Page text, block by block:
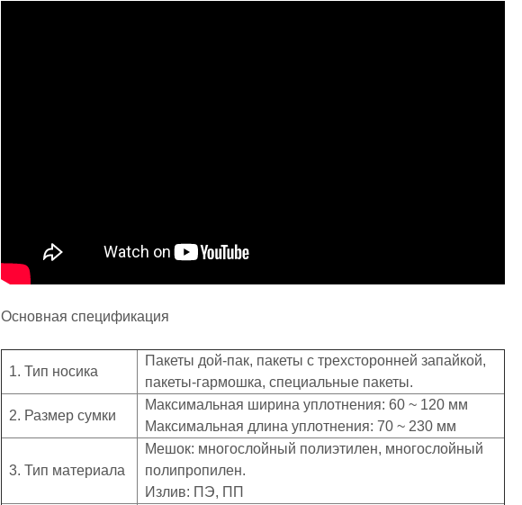
Основная спецификация
1. Тип носика
Пакеты дой-пак, пакеты с трехсторонней запайкой,
пакеты-гармошка, специальные пакеты.
2. Размер сумки
Максимальная ширина уплотнения: 60 ~ 120 мм
Максимальная длина уплотнения: 70 ~ 230 мм
3. Тип материала
Мешок: многослойный полиэтилен, многослойный
полипропилен.
Излив: ПЭ, ПП